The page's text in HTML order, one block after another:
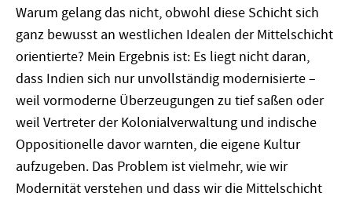
Warum gelang das nicht, obwohl diese Schicht sich
ganz bewusst an westlichen Idealen der Mittelschicht
orientierte? Mein Ergebnis ist: Es liegt nicht daran,
dass Indien sich nur unvollständig modernisierte –
weil vormoderne Überzeugungen zu tief saßen oder
weil Vertreter der Kolonialverwaltung und indische
Oppositionelle davor warnten, die eigene Kultur
aufzugeben. Das Problem ist vielmehr, wie wir
Modernität verstehen und dass wir die Mittelschicht